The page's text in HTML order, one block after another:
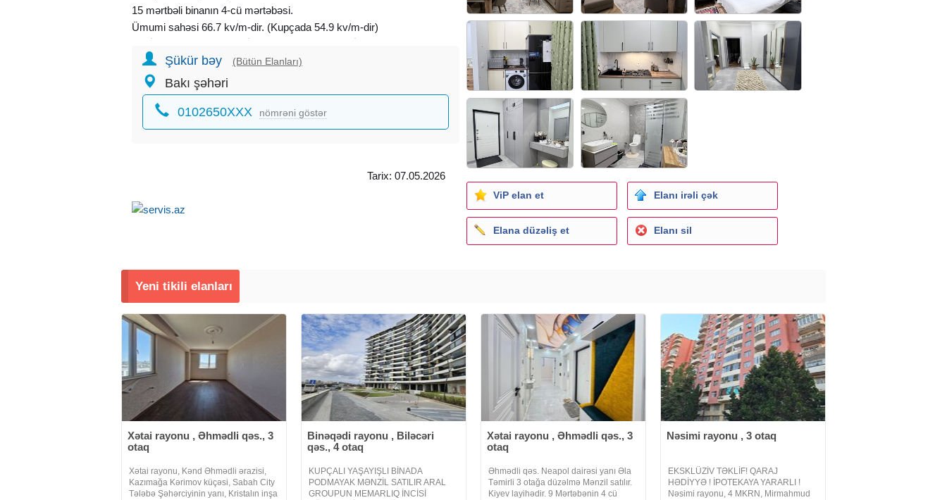
15 mərtbəli binanın 4-cü mərtəbəsi.
Ümumi sahəsi 66.7 kv/m-dir. (Kupçada 54.9 kv/m-dir)
Mənzil qismən əşyalı verilir.
– Yeraltı və yerüstü parkingi var.
– 7/24 mühafizə və kamera sistemi mövcuddur.
– Uşaqlar üçün oyun meydançası və idman zalı var.
– Ətrafında Məktəb, Bağça, Market və s. var.
İLKİN ÖDƏNİŞ : 73.000 AZN
MÜDDƏT : 23 il
OFİSİN XİDMƏT HAQQI : 2500
Şükür bəy (Bütün Elanları)
Bakı şəhəri
0102650XXX nömrəni göstər
Tarix: 07.05.2026
ViP elan et Elanı irəli çək
Elana düzəliş et Elanı sil
Yeni tikili elanları
Xətai rayonu , Əhmədli qəs., 3
otaq
Xətai rayonu, Kənd Əhmədli ərazisi,
Kazımağa Kərimov küçəsi, Sabah City
Tələbə Şəhərciyinin yanı, Kristalın inşa
Binəqədi rayonu , Biləcəri
qəs., 4 otaq
KUPÇALI YAŞAYIŞLI BİNADA
PODMAYAK MƏNZİL SATILIR ARAL
GROUPUN MEMARLIQ İNCİSİ
Xətai rayonu , Əhmədli qəs., 3
otaq
Əhmədli qəs. Neapol dairəsi yanı Əla
Təmirli 3 otağa düzəlmə Mənzil satılır.
Kiyev layihədir. 9 Mərtəbənin 4 cü
Nəsimi rayonu , 3 otaq
EKSKLÜZİV TƏKLİF! QARAJ
HƏDİYYƏ ! İPOTEKAYA YARARLI !
Nəsimi rayonu, 4 MKRN, Mirmahmud